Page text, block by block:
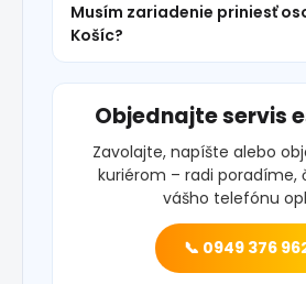
Musím zariadenie priniesť
Košíc?
Objednajte servis
Zavolajte, napíšte alebo
kuriérom – radi poradíme,
vášho telefónu
📞 0949 376